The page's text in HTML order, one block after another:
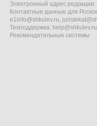
Электронный адрес редакции:
Контактные данные для
e1info@shkulev.ru,
Техподдержка: help@shkulev.ru
Рекомендательные системы